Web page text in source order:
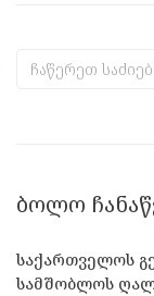
ᲑᲝᲚᲝ
საქართველოს
სამშობლოს